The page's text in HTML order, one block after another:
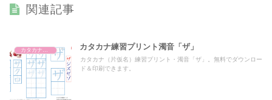
関連記事
カタカナ練習プリント濁音「ザ」
カタカナ（片仮名）練習プリント・濁音「ザ」。無料でダウンロー
ド＆印刷できます。